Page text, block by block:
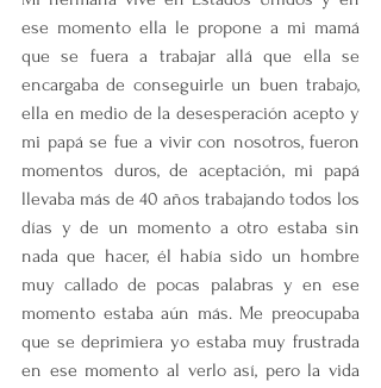
ese momento ella le propone a mi mamá
que se fuera a trabajar allá que ella se
encargaba de conseguirle un buen trabajo,
ella en medio de la desesperación acepto y
mi papá se fue a vivir con nosotros, fueron
momentos duros, de aceptación, mi papá
llevaba más de 40 años trabajando todos los
días y de un momento a otro estaba sin
nada que hacer, él había sido un hombre
muy callado de pocas palabras y en ese
momento estaba aún más. Me preocupaba
que se deprimiera yo estaba muy frustrada
en ese momento al verlo así, pero la vida